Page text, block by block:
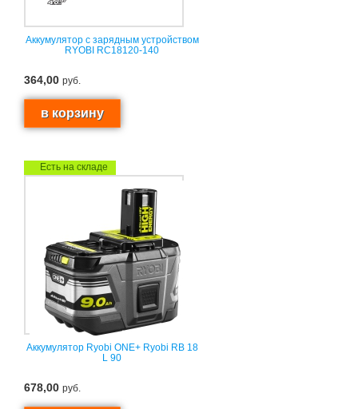
Аккумулятор с зарядным устройством
RYOBI RC18120-140
364,00 руб.
Есть на складе
Аккумулятор Ryobi ONE+ Ryobi RB 18
L 90
678,00 руб.